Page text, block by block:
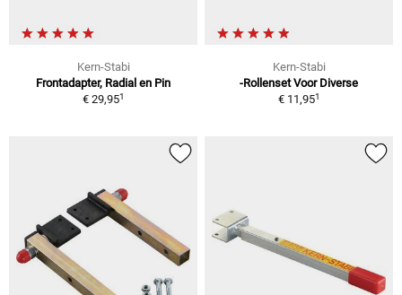
Kern-Stabi
Frontadapter, Radial en Pin
€ 29,951
Kern-Stabi
-Rollenset Voor Diverse
€ 11,951